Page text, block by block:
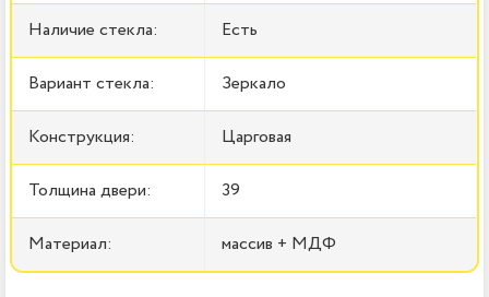
Наличие стекла: Есть
Вариант стекла: Зеркало
Конструкция: Царговая
Толщина двери: 39
Материал: массив + МДФ